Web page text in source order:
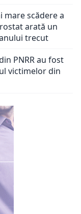
mare scădere a
arată un
trecut
PNRR au fost
victimelor din